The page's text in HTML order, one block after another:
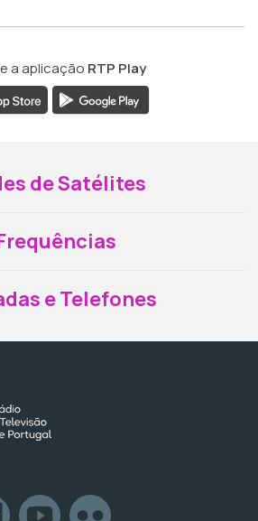
a aplicação RTP Play
de Satélites
e Telefones